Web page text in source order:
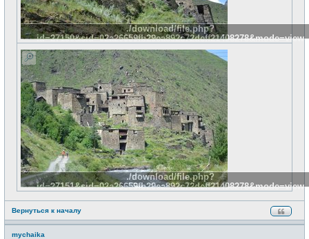
./download/file.php?
id=27150&sid=02a26659fb29ea892c72deff21408278&mode=view
./download/file.php?
id=27151&sid=02a26659fb29ea892c72deff21408278&mode=view
Вернуться к началу
mychaika